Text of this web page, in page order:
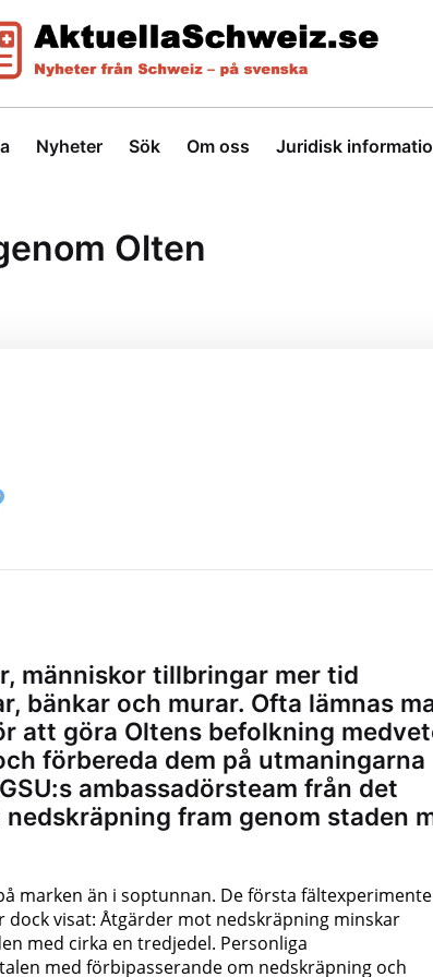
Nyheter Sök Om oss Juridisk
Olten
människor tillbringar mer tid
bänkar och murar. Ofta lämnas
att göra Oltens befolkning
förbereda dem på utmaningarna
ambassadörsteam från det
fram genom staden
marken än i soptunnan. De första
visat: Åtgärder mot nedskräpning minskar
med cirka en tredjedel. Personliga
med förbipasserande om nedskräpning och